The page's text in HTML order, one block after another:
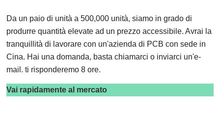
Da un paio di unità a 500,000 unità, siamo in grado di
produrre quantità elevate ad un prezzo accessibile. Avrai la
tranquillità di lavorare con un'azienda di PCB con sede in
Cina. Hai una domanda, basta chiamarci o inviarci un'e-
mail. ti risponderemo 8 ore.
Vai rapidamente al mercato